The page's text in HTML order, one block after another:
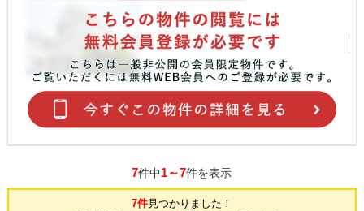
7件中1～7件を表示
7件見つかりました！